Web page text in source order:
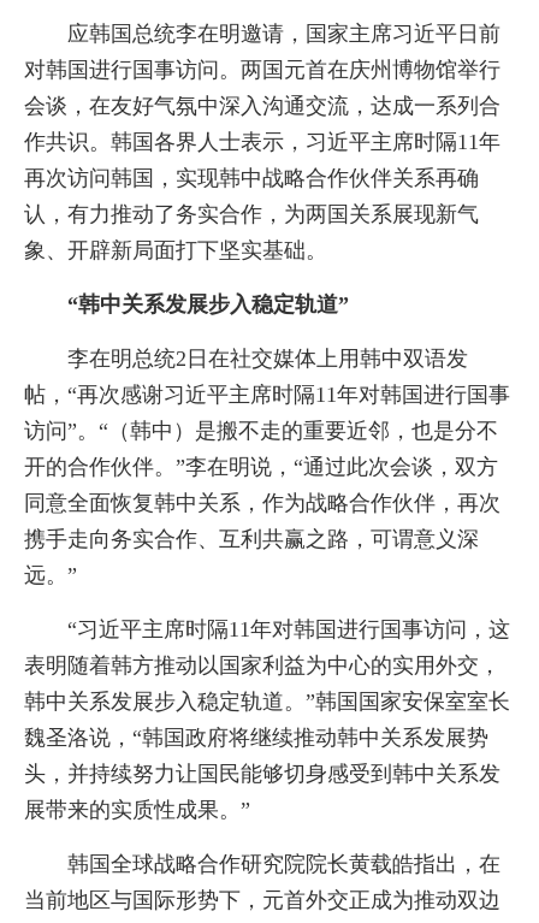
应韩国总统李在明邀请，国家主席习近平日前
对韩国进行国事访问。两国元首在庆州博物馆举行
会谈，在友好气氛中深入沟通交流，达成一系列合
作共识。韩国各界人士表示，习近平主席时隔11年
再次访问韩国，实现韩中战略合作伙伴关系再确
认，有力推动了务实合作，为两国关系展现新气
象、开辟新局面打下坚实基础。
“韩中关系发展步入稳定轨道”
李在明总统2日在社交媒体上用韩中双语发
帖，“再次感谢习近平主席时隔11年对韩国进行国事
访问”。“（韩中）是搬不走的重要近邻，也是分不
开的合作伙伴。”李在明说，“通过此次会谈，双方
同意全面恢复韩中关系，作为战略合作伙伴，再次
携手走向务实合作、互利共赢之路，可谓意义深
远。”
“习近平主席时隔11年对韩国进行国事访问，这
表明随着韩方推动以国家利益为中心的实用外交，
韩中关系发展步入稳定轨道。”韩国国家安保室室长
魏圣洛说，“韩国政府将继续推动韩中关系发展势
头，并持续努力让国民能够切身感受到韩中关系发
展带来的实质性成果。”
韩国全球战略合作研究院院长黄载皓指出，在
当前地区与国际形势下，元首外交正成为推动双边